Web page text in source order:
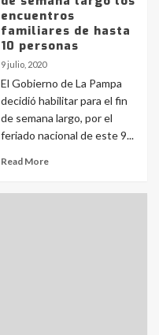
encuentros
familiares de hasta
10 personas
9 julio, 2020
El Gobierno de La Pampa
decidió habilitar para el fin
de semana largo, por el
feriado nacional de este 9...
Read More